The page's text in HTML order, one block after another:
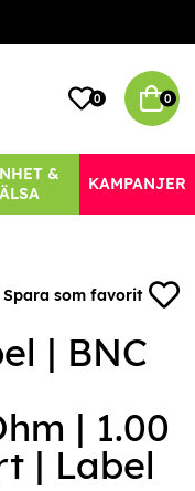
0 0
&
KAMPANJER
Spara som favorit
| BNC
| 1.00
| Label